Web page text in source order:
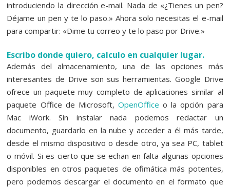
introduciendo la dirección e-mail. Nada de «¿Tienes un pen?
Déjame un pen y te lo paso.» Ahora solo necesitas el e-mail
para compartir: «Dime tu correo y te lo paso por Drive.»
Escribo donde quiero, calculo en cualquier lugar.
Además del almacenamiento, una de las opciones más
interesantes de Drive son sus herramientas. Google Drive
ofrece un paquete muy completo de aplicaciones similar al
paquete Office de Microsoft, OpenOffice o la opción para
Mac iWork. Sin instalar nada podemos redactar un
documento, guardarlo en la nube y acceder a él más tarde,
desde el mismo dispositivo o desde otro, ya sea PC, tablet
o móvil. Si es cierto que se echan en falta algunas opciones
disponibles en otros paquetes de ofimática más potentes,
pero podemos descargar el documento en el formato que